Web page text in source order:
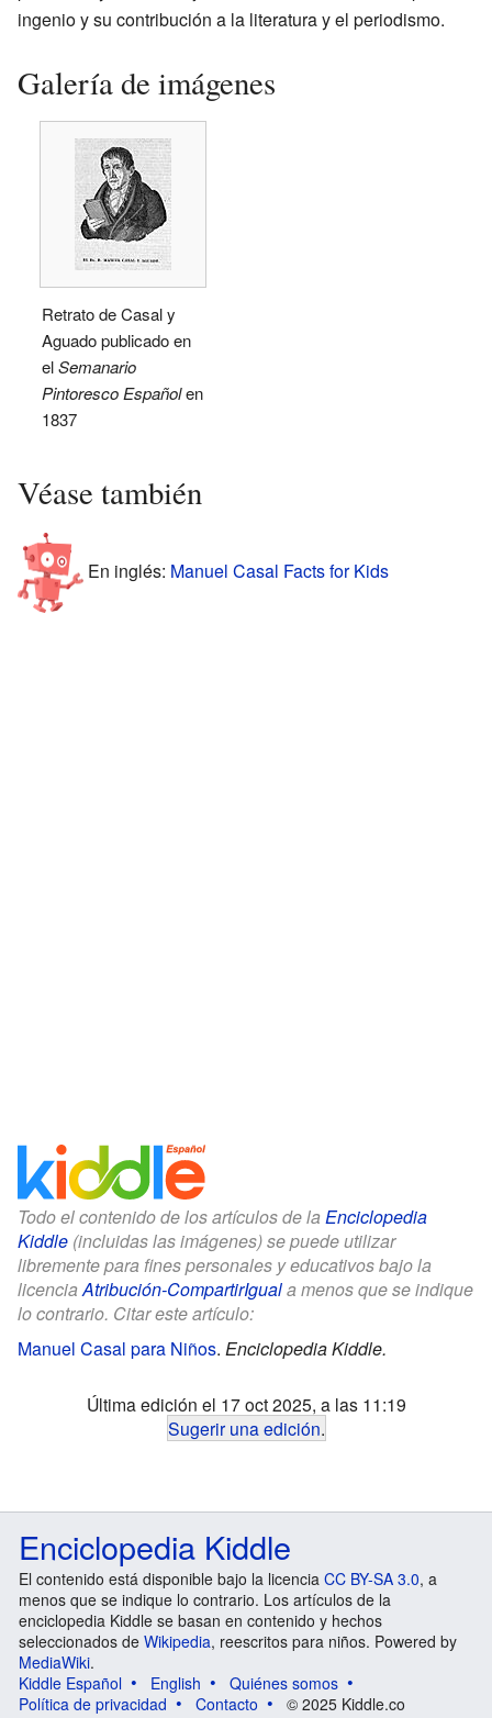
ingenio y su contribución a la literatura y el periodismo.
Galería de imágenes
Retrato de Casal y
Aguado publicado en
elSemanario
Pintoresco Españolen
1837
Véase también
En inglés: Manuel Casal Facts for Kids
Todo el contenido de los artículos de la Enciclopedia
Kiddle (incluidas las imágenes) se puede utilizar
libremente para fines personales y educativos bajo la
licenciaAtribución-CompartirIguala menos que se indique
lo contrario. Citar este artículo:
Manuel Casal para Niños. Enciclopedia Kiddle.
Última edición el 17 oct 2025, a las 11:19
Sugerir una edición.
Enciclopedia Kiddle
El contenido está disponible bajo la licencia CC BY-SA 3.0, a
menos que se indique lo contrario. Los artículos de la
enciclopedia Kiddle se basan en contenido y hechos
seleccionados de Wikipedia, reescritos para niños. Powered by
MediaWiki.
Kiddle Español
English
Quiénes somos
Política de privacidad
Contacto © 2025 Kiddle.co